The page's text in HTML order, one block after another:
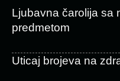
Ljubavna čarolija sa
predmetom
Uticaj brojeva na